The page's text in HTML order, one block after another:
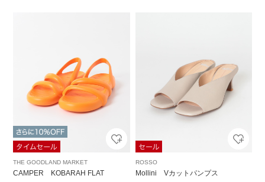
THE GOODLAND MARKET
CAMPER KOBARAH FLAT
ROSSO
Mollini Vカットパンプス